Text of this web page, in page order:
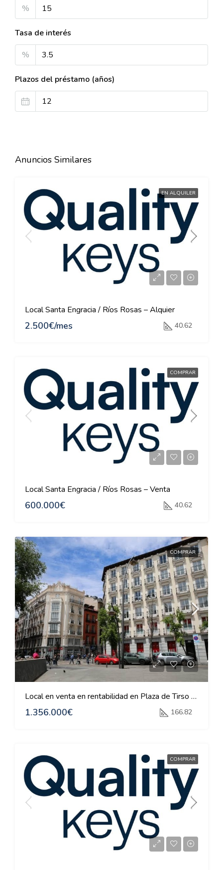
%
Tasa de interés
%
Plazos del préstamo (años)
Anuncios Similares
EN ALQUILER
Local Santa Engracia / Ríos Rosas – Alquier
2.500€/mes 40.62
COMPRAR
Local Santa Engracia / Ríos Rosas – Venta
600.000€ 40.62
COMPRAR
Local en venta en rentabilidad en Plaza de Tirso de Molina, 17 – Centro Madrid
1.356.000€ 166.82
COMPRAR